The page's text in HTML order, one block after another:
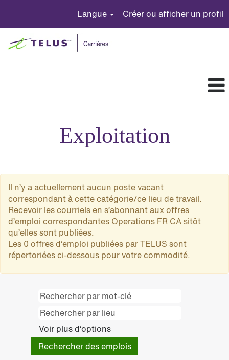
Langue Créer ou afficher un profil
Exploitation
Il n’y a actuellement aucun poste vacant
correspondant à cette catégorie/ce lieu de travail.
Recevoir les courriels en s’abonnant aux offres
d’emploi correspondantes Operations FR CA sitôt
qu’elles sont publiées.
Les 0 offres d’emploi publiées par TELUS sont
répertoriées ci-dessous pour votre commodité.
Voir plus d’options